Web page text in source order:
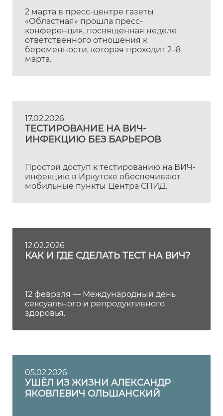
РЕБЕНКА
2 марта в пресс-центре газеты
«Областная» прошла пресс-
конференция, посвященная неделе
ответственного отношения к
беременности, которая проходит 2–8
марта.
17.02.2026
ТЕСТИРОВАНИЕ НА ВИЧ-
ИНФЕКЦИЮ БЕЗ БАРЬЕРОВ
Простой доступ к тестированию на ВИЧ-
инфекцию в Иркутске обеспечивают
мобильные пункты Центра СПИД.
12.02.2026
КАК И ГДЕ СДЕЛАТЬ ТЕСТ НА ВИЧ?
12 февраля — Международный день
сексуального и репродуктивного
здоровья.
05.02.2026
УШЁЛ ИЗ ЖИЗНИ АЛЕКСАНДР
ЯКОВЛЕВИЧ ОЛЬШАНСКИЙ